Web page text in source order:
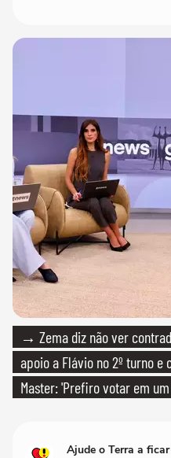
→ Zema diz não ver
apoio a Flávio no 2º turno e
Master: 'Prefiro votar em
Ajude o Terra a